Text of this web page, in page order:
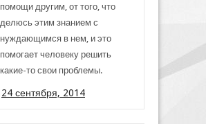
помощи другим, от того, что
делюсь этим знанием с
нуждающимся в нем, и это
помогает человеку решить
какие-то свои проблемы.
24 сентября, 2014